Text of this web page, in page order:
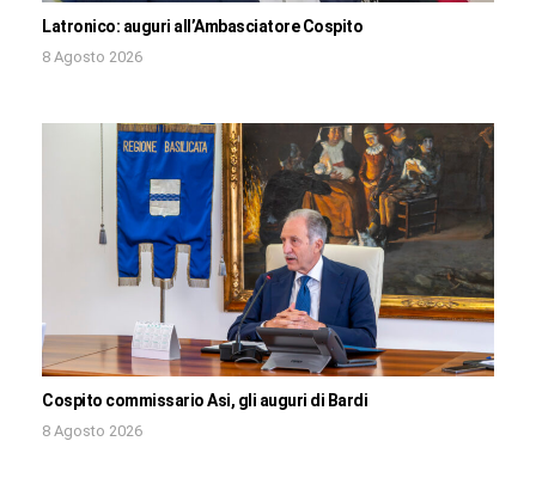
Latronico: auguri all’Ambasciatore Cospito
8 Agosto 2026
Cospito commissario Asi, gli auguri di Bardi
8 Agosto 2026